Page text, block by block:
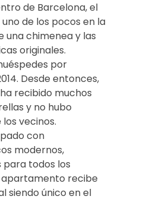
de Barcelona, el
de los pocos en la
una chimenea y las
originales.
por
Desde entonces,
recibido muchos
y no hubo
vecinos.
con
modernos,
todos los
apartamento recibe
siendo único en el